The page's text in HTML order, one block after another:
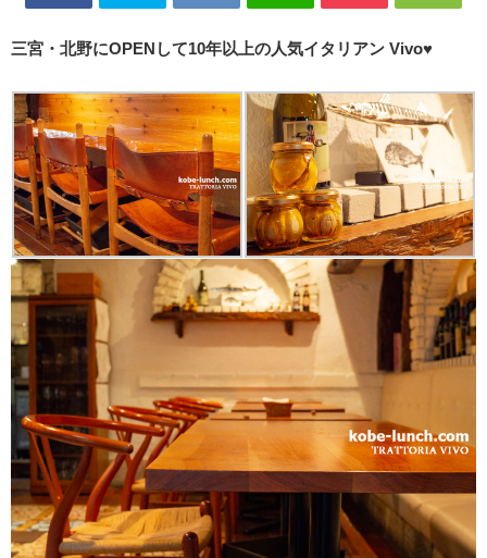
三宮・北野にOPENして10年以上の人気イタリアン Vivo♥